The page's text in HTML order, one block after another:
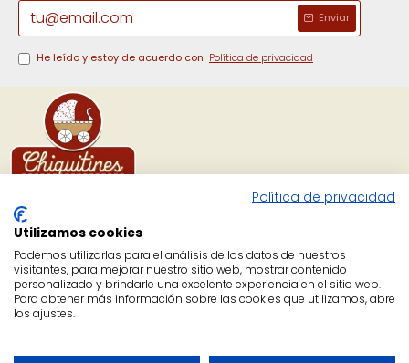
Enviar
He leído y estoy de acuerdo con Política de privacidad
03501 Benidorm, Alicante,
España.
Facebook
Política de privacidad
Utilizamos cookies
Podemos utilizarlas para el análisis de los datos de nuestros
visitantes, para mejorar nuestro sitio web, mostrar contenido
personalizado y brindarle una excelente experiencia en el sitio web.
Para obtener más información sobre las cookies que utilizamos, abre
los ajustes.